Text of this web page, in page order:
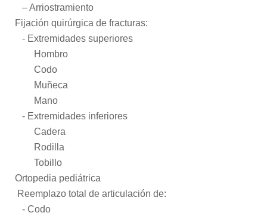
– Arriostramiento
Fijación quirúrgica de fracturas:
- Extremidades superiores
Hombro
Codo
Muñeca
Mano
- Extremidades inferiores
Cadera
Rodilla
Tobillo
Ortopedia pediátrica
Reemplazo total de articulación de:
- Codo